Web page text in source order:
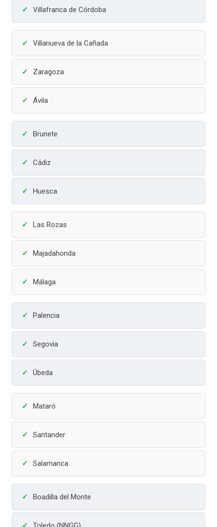
Villafranca de Córdoba
Villanueva de la Cañada
Zaragoza
Ávila
Brunete
Cádiz
Huesca
Las Rozas
Majadahonda
Málaga
Palencia
Segovia
Úbeda
Mataró
Santander
Salamanca
Boadilla del Monte